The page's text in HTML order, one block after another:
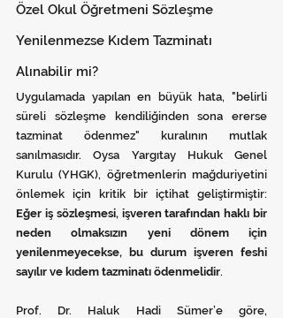
Özel Okul Öğretmeni Sözleşme
Yenilenmezse Kıdem Tazminatı
Alınabilir mi?
Uygulamada yapılan en büyük hata, "belirli
süreli sözleşme kendiliğinden sona ererse
tazminat ödenmez" kuralının mutlak
sanılmasıdır. Oysa Yargıtay Hukuk Genel
Kurulu (YHGK), öğretmenlerin mağduriyetini
Eğer iş sözleşmesi, işveren tarafından haklı bir
neden olmaksızın yeni dönem için
yenilenmeyecekse, bu durum işveren feshi
sayılır ve kıdem tazminatı ödenmelidir.
Prof. Dr. Haluk Hadi Sümer’e göre,